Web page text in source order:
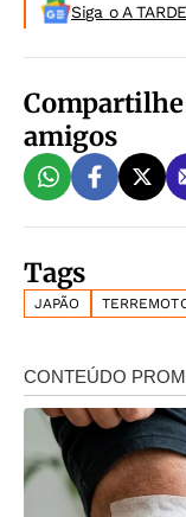
Siga o A
Compartilhe
amigos
Tags
JAPÃO